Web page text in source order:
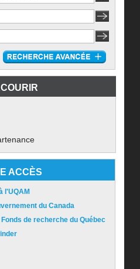
ACCÈS
l'UQAM
du Canada
de recherche du Québec